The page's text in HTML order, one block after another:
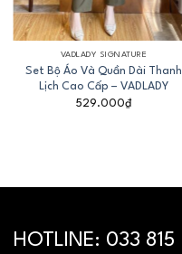
VADLADY SIGNATURE
Set Bộ Áo Và Quần Dài Thanh
Lịch Cao Cấp – VADLADY
529.000₫
HOTLINE: 033 815